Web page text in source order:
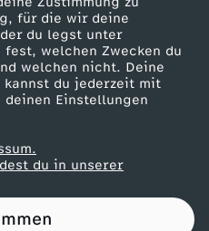
für die wir deine
du legst unter
welchen Zwecken du
welchen nicht. Deine
kannst du jederzeit mit
Einstellungen
du in unserer